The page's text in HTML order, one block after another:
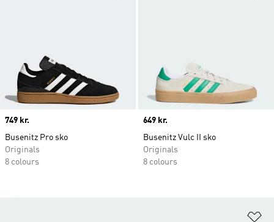
Price
749 kr.
Busenitz Pro sko
Originals
8 colours
Price
649 kr.
Busenitz Vulc II sko
Originals
8 colours